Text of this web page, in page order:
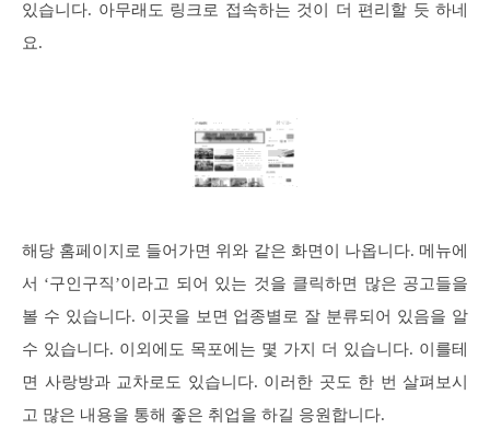
있습니다. 아무래도 링크로 접속하는 것이 더 편리할 듯 하네
요.
해당 홈페이지로 들어가면 위와 같은 화면이 나옵니다. 메뉴에
서 ‘구인구직’이라고 되어 있는 것을 클릭하면 많은 공고들을
볼 수 있습니다. 이곳을 보면 업종별로 잘 분류되어 있음을 알
수 있습니다. 이외에도 목포에는 몇 가지 더 있습니다. 이를테
면 사랑방과 교차로도 있습니다. 이러한 곳도 한 번 살펴보시
고 많은 내용을 통해 좋은 취업을 하길 응원합니다.